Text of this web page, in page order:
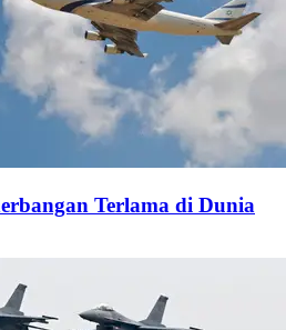
Terlama di Dunia